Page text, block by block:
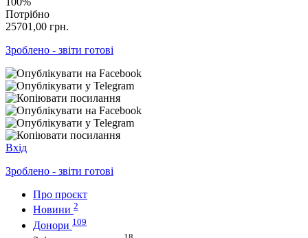
Потрібно
25701,00 грн.
Зроблено - звіти готові
Вхід
Зроблено - звіти готові
Про проєкт
Новини 2
Донори 109